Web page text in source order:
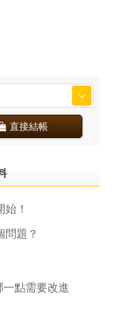
直接結帳
！
問題？
點需要改進